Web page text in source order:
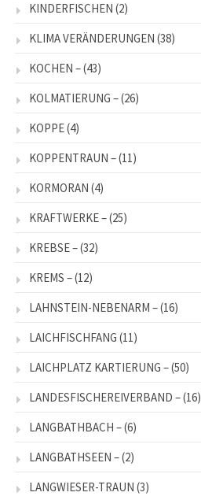
KINDERFISCHEN (2)
KLIMA VERÄNDERUNGEN (38)
KOCHEN –(43)
KOLMATIERUNG –(26)
KOPPE(4)
KOPPENTRAUN –(11)
KORMORAN (4)
KRAFTWERKE –(25)
KREBSE –(32)
KREMS –(12)
LAHNSTEIN-NEBENARM –(16)
LAICHFISCHFANG (11)
LAICHPLATZ KARTIERUNG –(50)
LANDESFISCHEREIVERBAND –(16)
LANGBATHBACH –(6)
LANGBATHSEEN –(2)
LANGWIESER-TRAUN (3)